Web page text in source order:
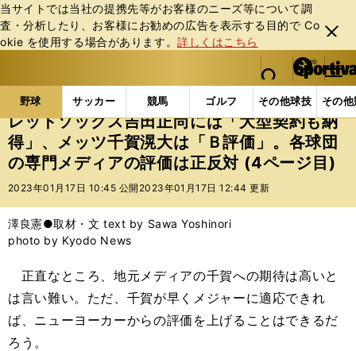
当サイトでは当社の提携先等がお客様のニーズ等について調
査・分析したり、お客様にお勧めの広告を表⽰する⽬的で Co
okie を使⽤する場合があります。詳しくはこちら
閉じ
る
web Sportiva (webスポルティーバ)
検索
マイペ
ー
ジ
メニュ
野球 サッカー 競馬 ゴルフ その他球技 その
b
ス
ポ
ル
テ
ー
バ
野球の記事一覧 MLB MLB レッドソックス吉田
レッドソックス吉田正尚には「大型契約も納
得」、メッツ千賀滉大は「Ｂ評価」。各球団
の専門メディアの評価は正反対 (4ページ目)
2023年01月17日 10:45 公開 2023年01月17日 12:44 更新
澤良憲●取材・文 text by Sawa Yoshinori
photo by Kyodo News
正直なところ、地元メディアの千賀への期待は高いと
は言い難い。ただ、千賀が早くメジャーに適応できれ
ば、ニューヨーカーからの評価を上げることはできるだ
ろう。